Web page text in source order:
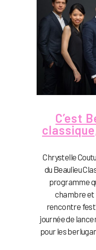
C’est
Chrystelle
du Beaulieu
programme
chambre et
rencontre
journée de
pour les